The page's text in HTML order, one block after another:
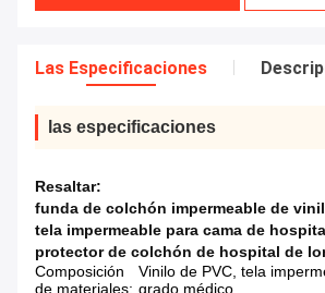
Las Especificaciones
las especificaciones
Resaltar:
funda de colchón impermeable de
tela impermeable para cama de
protector de colchón de hospital de
Composición
de materiales:
Vinilo de PVC, tela
grado médico